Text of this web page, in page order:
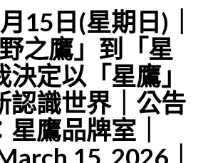
室
｜
SEWM
第
區
｜
件
看
星
鷹
的
身
分
15日(星期日)｜
之鷹」到「星
定以「星鷹」
認識世界｜公告
星鷹品牌室｜
15, 2026｜